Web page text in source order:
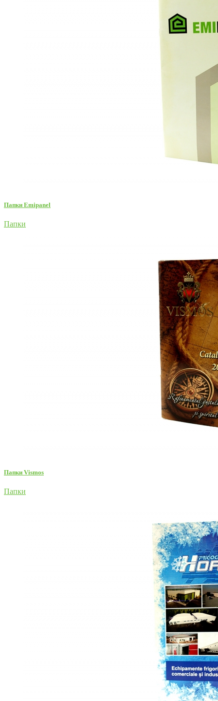
Папки Emipanel
Папки
Папки Vismos
Папки